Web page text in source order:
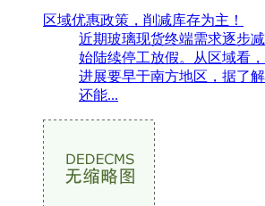
区域优惠政策，削减库存为主！
近期玻璃现货终端需求逐步
始陆续停工放假。从区域看
进展要早于南方地区，据了
还能...